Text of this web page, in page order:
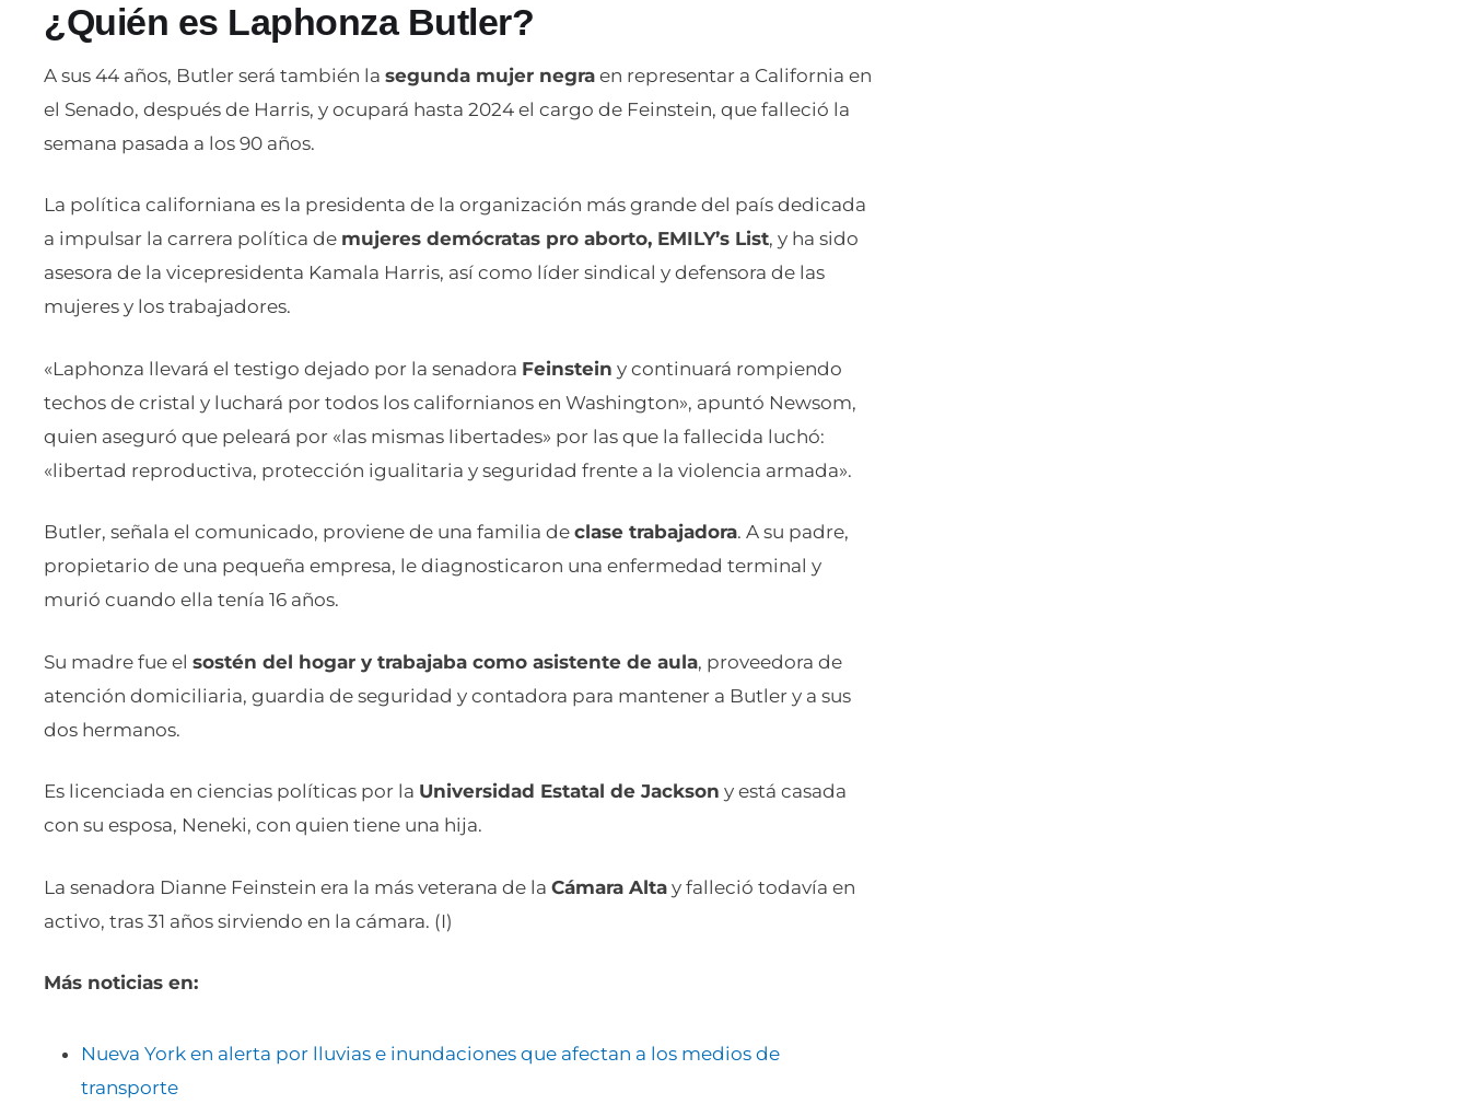
¿Quién es Laphonza Butler?
A sus 44 años, Butler será también la segunda mujer negra en representar a California en
el Senado, después de Harris, y ocupará hasta 2024 el cargo de Feinstein, que falleció la
semana pasada a los 90 años.
La política californiana es la presidenta de la organización más grande del país dedicada
a impulsar la carrera política de mujeres demócratas pro aborto, EMILY’s List, y ha sido
asesora de la vicepresidenta Kamala Harris, así como líder sindical y defensora de las
mujeres y los trabajadores.
«Laphonza llevará el testigo dejado por la senadora Feinstein y continuará rompiendo
techos de cristal y luchará por todos los californianos en Washington», apuntó Newsom,
quien aseguró que peleará por «las mismas libertades» por las que la fallecida luchó:
«libertad reproductiva, protección igualitaria y seguridad frente a la violencia armada».
Butler, señala el comunicado, proviene de una familia de clase trabajadora. A su padre,
propietario de una pequeña empresa, le diagnosticaron una enfermedad terminal y
murió cuando ella tenía 16 años.
Su madre fue el sostén del hogar y trabajaba como asistente de aula, proveedora de
atención domiciliaria, guardia de seguridad y contadora para mantener a Butler y a sus
dos hermanos.
Es licenciada en ciencias políticas por la Universidad Estatal de Jackson y está casada
con su esposa, Neneki, con quien tiene una hija.
La senadora Dianne Feinstein era la más veterana de la Cámara Alta y falleció todavía en
activo, tras 31 años sirviendo en la cámara. (I)
Más noticias en:
Nueva York en alerta por lluvias e inundaciones que afectan a los medios de
transporte